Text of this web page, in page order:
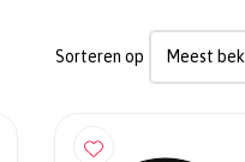
Sorteren op